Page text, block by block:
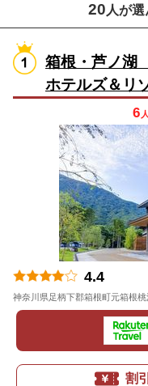
20 人が
箱根・芦ノ湖
ホテルズ＆リ
6 人
4.4
神奈川県足柄下郡箱根町元箱根
割